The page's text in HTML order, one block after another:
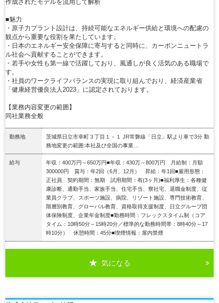
作成されたモデルを流用して解析
■魅力
・原子力プラント設計は、持続可能なエネルギー供給と環境への配慮の
観点から重要な役割を果たしています。
・日本のエネルギー安全保障に寄与すると同時に、カーボンニュートラ
ル社会へ貢献することができます。
・若手や女性も第一線で活躍しており、風通しが良く活気のある職場で
す。
・社員のワークライフバランスの実現に取り組んでおり、経済産業省
「健康経営優良法人2023」に認定されております。
【業務内容変更の範囲】
同社業務全般
勤務地
茨城県日立市幸町３丁目１－１ JR常磐線「日立」駅より車で3分 勤
務地変更の範囲:本社及び全国の事業…
給与
年収：400万円～650万円■年収：430万～800万円 月給制：月額
300000円 賞与：年2回（6月、12月） 昇給：年1回■雇用形態：
正社員 契約期間：無期 試用期間：有(3ヶ月)■福利厚生：各種健
康診断、通勤手当、家族手当、住宅手当、寮社宅、退職金制度、従
業員クラブ、スポーツ施設、病院、リゾート施設、専門技術教育、
階層別教育、グローバル教育、資格取得支援制度、日立グループ団
体保険制度、企業年金制度■勤務時間：フレックスタイム制（コア
タイム：10時50分～15時20分／標準的な勤務時間帯：8時40分～17
時10分） 休憩時間：45分■喫煙情報：屋内禁煙
気になる